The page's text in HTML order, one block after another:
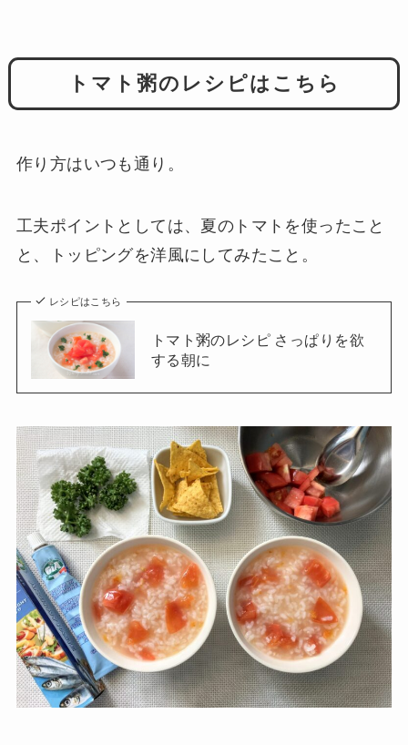
トマト粥のレシピはこちら
作り方はいつも通り。
工夫ポイントとしては、夏のトマトを使ったこと
と、トッピングを洋風にしてみたこと。
レシピはこちら
トマト粥のレシピ さっぱりを欲
する朝に